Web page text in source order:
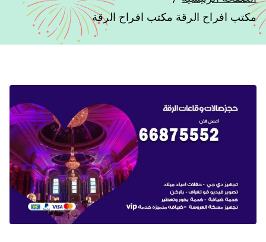
مكتب افراح الرقة مكتب افراح الرقة